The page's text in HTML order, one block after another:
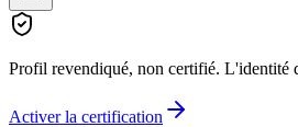
Profil revendiqué, non certifié. L'identité
Activer la certification